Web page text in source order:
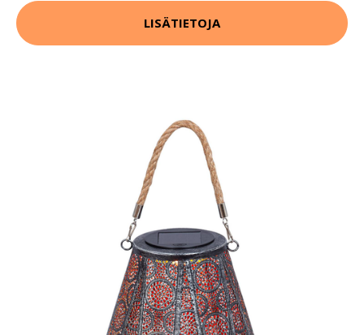
LISÄTIETOJA